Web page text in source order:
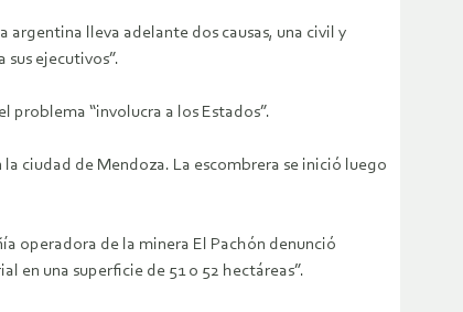
argentina lleva adelante dos causas, una civil y
sus ejecutivos”.
problema “involucra a los Estados”.
ciudad de Mendoza. La escombrera se inició luego
operadora de la minera El Pachón denunció
en una superficie de 51 o 52 hectáreas”.